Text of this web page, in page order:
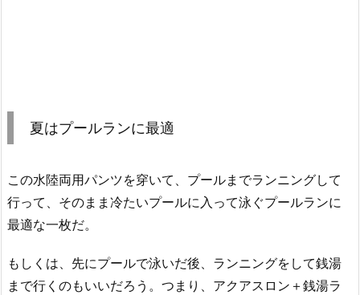
夏はプールランに最適
この水陸両用パンツを穿いて、プールまでランニングして
行って、そのまま冷たいプールに入って泳ぐプールランに
最適な一枚だ。
もしくは、先にプールで泳いだ後、ランニングをして銭湯
まで行くのもいいだろう。つまり、アクアスロン＋銭湯ラ